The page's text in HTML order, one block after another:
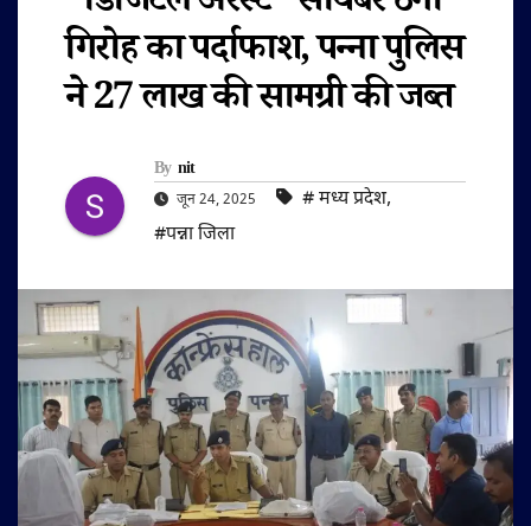
गिरोह का पर्दाफाश, पन्ना पुलिस
ने 27 लाख की सामग्री की जब्त
By nit
जून 24, 2025 #‌ मध्य प्रदेश,
#पन्ना जिला